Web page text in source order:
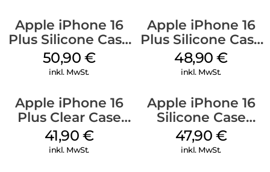
Apple iPhone 16
Plus Silicone Case
MagSafe Lake
Green
50,90 €
inkl. MwSt.
Apple iPhone 16
Plus Silicone Case
MagSafe Denim
48,90€
inkl. MwSt.
Apple iPhone 16
Plus Clear Case
MagSafe
Transparent
41,90 €
inkl. MwSt.
Apple iPhone 16
Silicone Case
MagSafe Fuchsia
47,90 €
inkl. MwSt.